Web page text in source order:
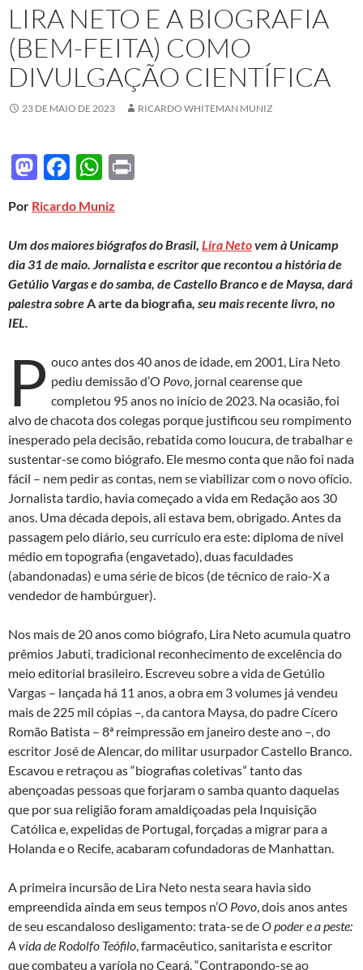
LIRA NETO E A BIOGRAFIA
(BEM-FEITA) COMO
DIVULGAÇÃO CIENTÍFICA
23 DE MAIO DE 2023 RICARDO WHITEMAN MUNIZ
M
to
d
o
n
F
e
b
o
o
W
at
s
A
p
Por Ricardo Muniz
Um dos maiores biógrafos do Brasil, Lira Netovem à Unicamp
dia 31 de maio. Jornalista e escritor que recontou a história de
Getúlio Vargas e do samba, de Castello Branco e de Maysa, dará
palestra sobreA arte da biografia, seu mais recente livro, no
IEL.
P ouco antes dos 40 anos de idade, em 2001, Lira Neto
pediu demissão d’O Povo, jornal cearense que
completou 95 anos no início de 2023. Na ocasião, foi
alvo de chacota dos colegas porque justificou seu rompimento
inesperado pela decisão, rebatida como loucura, de trabalhar e
sustentar-se como biógrafo. Ele mesmo conta que não foi nada
fácil – nem pedir as contas, nem se viabilizar com o novo ofício.
Jornalista tardio, havia começado a vida em Redação aos 30
anos. Uma década depois, ali estava bem, obrigado. Antes da
passagem pelo diário, seu currículo era este: diploma de nível
médio em topografia (engavetado), duas faculdades
(abandonadas) e uma série de bicos (de técnico de raio-X a
vendedor de hambúrguer).
Nos mais de 20 anos como biógrafo, Lira Neto acumula quatro
prêmios Jabuti, tradicional reconhecimento de excelência do
meio editorial brasileiro. Escreveu sobre a vida de Getúlio
Vargas – lançada há 11 anos, a obra em 3 volumes já vendeu
mais de 225 mil cópias –, da cantora Maysa, do padre Cícero
Romão Batista – 8ª reimpressão em janeiro deste ano –, do
escritor José de Alencar, do militar usurpador Castello Branco.
Escavou e retraçou as “biografias coletivas” tanto das
abençoadas pessoas que forjaram o samba quanto daquelas
que por sua religião foram amaldiçoadas pela Inquisição
Católica e, expelidas de Portugal, forçadas a migrar para a
Holanda e o Recife, acabaram cofundadoras de Manhattan.
A primeira incursão de Lira Neto nesta seara havia sido
empreendida ainda em seus tempos n’O Povo, dois anos antes
de seu escandaloso desligamento: trata-se deO poder e a peste:
A vida de Rodolfo Teófilo, farmacêutico, sanitarista e escritor
que combateu a varíola no Ceará. “Contrapondo-se ao